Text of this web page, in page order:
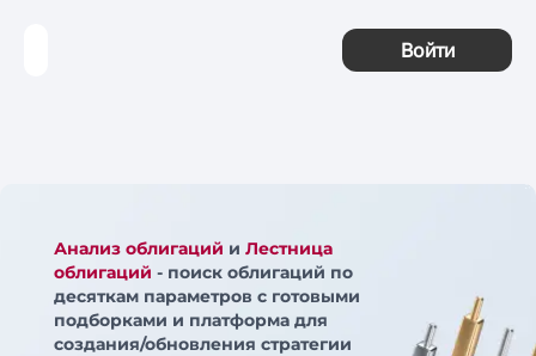
Войти
Анализ облигаций и Лестница
облигаций - поиск облигаций по
десяткам параметров с готовыми
подборками и платформа для
создания/обновления стратегии